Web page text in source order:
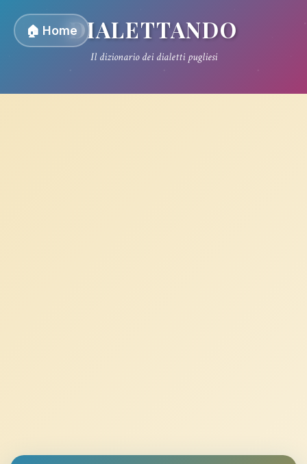
🏠 HomeDIALETTANDO
Il dizionario dei dialetti pugliesi